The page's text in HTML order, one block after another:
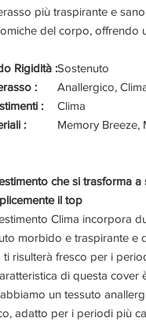
più traspirante e
del corpo, offrendo
Rigidità :Sostenuto
:
Anallergico,
:
Clima
:
Memory Breeze,
che si trasforma
il top
Clima incorpora
morbido e traspirante e
ti risulterà fresco per i
di questa
un tessuto
adatto per i periodi più